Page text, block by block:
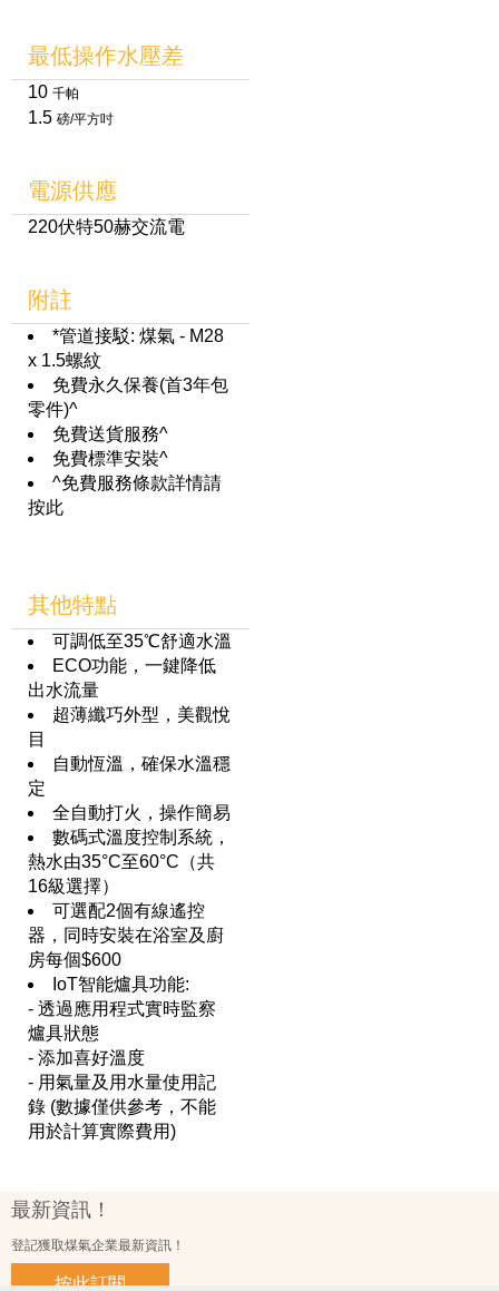
最低操作水壓差
10 千帕
1.5 磅/平方吋
電源供應
220伏特50赫交流電
附註
*管道接駁: 煤氣 - M28
x 1.5螺紋
免費永久保養(首3年包
零件)^
免費送貨服務^
免費標準安裝^
^免費服務條款詳情請
按此
其他特點
可調低至35℃舒適水溫
ECO功能，一鍵降低
出水流量
超薄纖巧外型，美觀悅
目
自動恆溫，確保水溫穩
定
全自動打火，操作簡易
數碼式溫度控制系統，
熱水由35°C至60°C（共
16級選擇）
可選配2個有線遙控
器，同時安裝在浴室及廚
房每個$600
IoT智能爐具功能:
- 透過應用程式實時監察
爐具狀態
- 添加喜好溫度
- 用氣量及用水量使用記
錄 (數據僅供參考，不能
用於計算實際費用)
最新資訊！
登記獲取煤氣企業最新資訊！
按此訂閱